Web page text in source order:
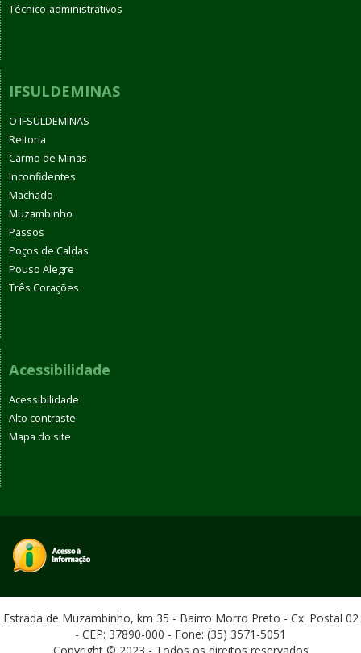
Técnico-administrativos
IFSULDEMINAS
O IFSULDEMINAS
Reitoria
Carmo de Minas
Inconfidentes
Machado
Muzambinho
Passos
Poços de Caldas
Pouso Alegre
Três Corações
Acessibilidade
Acessibilidade
Alto contraste
Mapa do site
Estrada de Muzambinho, km 35 - Bairro Morro Preto - Cx. Postal 02
- CEP: 37890-000 - Fone: (35) 3571-5051